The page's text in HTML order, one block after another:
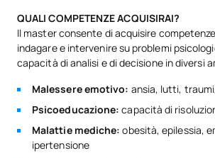
QUALI COMPETENZE ACQUISIRAI?
Il master consente di acquisire
indagare e intervenire su problemi
capacità di analisi e di decisione in diversi
Malessere emotivo: ansia, lutti,
Psicoeducazione:capacità di
Malattie mediche:obesità, epilessia,
ipertensione